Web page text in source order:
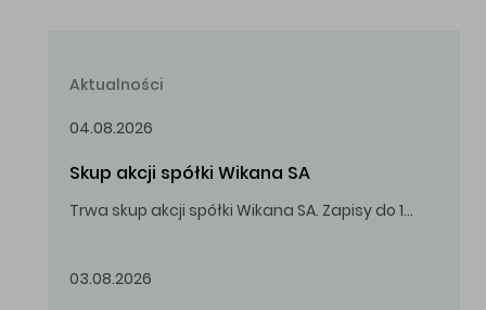
Aktualności
04.08.2026
Skup akcji spółki Wikana SA
Trwa skup akcji spółki Wikana SA. Zapisy do 14.08.2026 r. do godz. 16.00.
03.08.2026